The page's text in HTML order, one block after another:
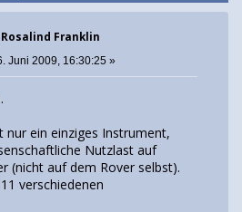
Rosalind Franklin
Juni 2009, 16:30:25 »
nur ein einziges Instrument,
Nutzlast auf
(nicht auf dem Rover selbst).
verschiedenen